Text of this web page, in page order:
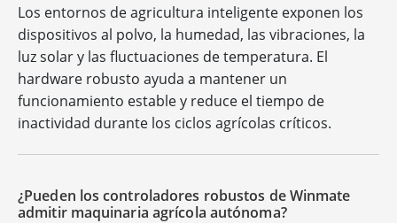
Los entornos de agricultura inteligente exponen los
dispositivos al polvo, la humedad, las vibraciones, la
luz solar y las fluctuaciones de temperatura. El
hardware robusto ayuda a mantener un
funcionamiento estable y reduce el tiempo de
inactividad durante los ciclos agrícolas críticos.
¿Pueden los controladores robustos de Winmate
admitir maquinaria agrícola autónoma?